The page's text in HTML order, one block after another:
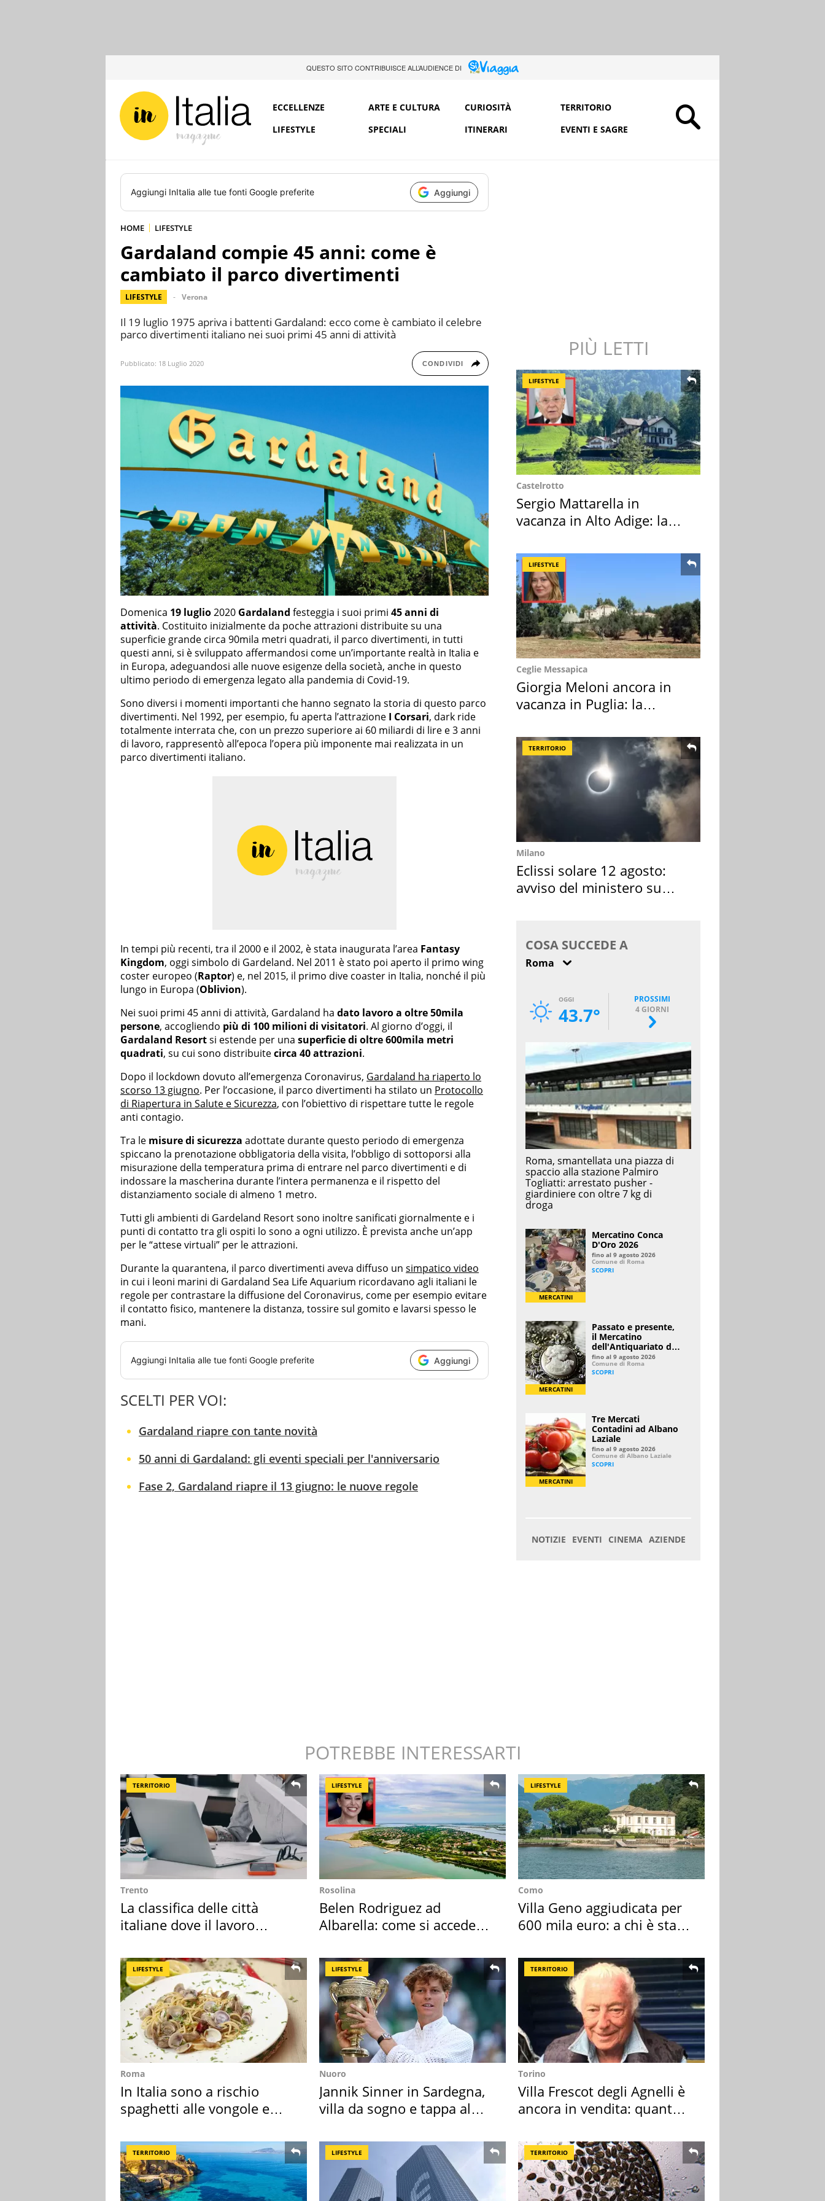
QUESTO SITO CONTRIBUISCE ALL’AUDIENCE DI
ECCELLENZE ARTE E CULTURA CURIOSITÀ
TERRITORIO
LIFESTYLE
SPECIALI ITINERARI EVENTI E SAGRE
Aggiungi InItalia alle tue fonti Google preferite Aggiungi
HOME LIFESTYLE
Gardaland compie 45 anni: come è
cambiato il parco divertimenti
LIFESTYLE Verona
Il 19 luglio 1975 apriva i battenti Gardaland: ecco come è cambiato il celebre
parco divertimenti italiano nei suoi primi 45 anni di attività
Pubblicato: 18 Luglio 2020 CONDIVIDI
Domenica 19 luglio2020 Gardaland festeggia i suoi primi 45 anni di
attività. Costituito inizialmente da poche attrazioni distribuite su una
superficie grande circa 90mila metri quadrati, il parco divertimenti, in tutti
questi anni, si è sviluppato affermandosi come un’importante realtà in Italia e
in Europa, adeguandosi alle nuove esigenze della società, anche in questo
ultimo periodo di emergenza legato alla pandemia di Covid-19.
Sono diversi i momenti importanti che hanno segnato la storia di questo parco
divertimenti. Nel 1992, per esempio, fu aperta l’attrazione I Corsari, dark ride
totalmente interrata che, con un prezzo superiore ai 60 miliardi di lire e 3 anni
di lavoro, rappresentò all’epoca l’opera più imponente mai realizzata in un
parco divertimenti italiano.
In tempi più recenti, tra il 2000 e il 2002, è stata inaugurata l’area Fantasy
Kingdom, oggi simbolo di Gardeland. Nel 2011 è stato poi aperto il primo wing
coster europeo (Raptor) e, nel 2015, il primo dive coaster in Italia, nonché il più
lungo in Europa (Oblivion).
Nei suoi primi 45 anni di attività, Gardaland ha dato lavoro a oltre 50mila
persone, accogliendo più di 100 milioni di visitatori. Al giorno d’oggi, il
Gardaland Resortsi estende per una superficie di oltre 600mila metri
quadrati, su cui sono distribuitecirca 40 attrazioni.
Dopo il lockdown dovuto all’emergenza Coronavirus, Gardaland ha riaperto lo
scorso 13 giugno. Per l’occasione, il parco divertimenti ha stilato un Protocollo
di Riapertura in Salute e Sicurezza, con l’obiettivo di rispettare tutte le regole
anti contagio.
Tra le misure di sicurezza adottate durante questo periodo di emergenza
spiccano la prenotazione obbligatoria della visita, l’obbligo di sottoporsi alla
misurazione della temperatura prima di entrare nel parco divertimenti e di
indossare la mascherina durante l’intera permanenza e il rispetto del
distanziamento sociale di almeno 1 metro.
Tutti gli ambienti di Gardeland Resort sono inoltre sanificati giornalmente e i
punti di contatto tra gli ospiti lo sono a ogni utilizzo. È prevista anche un’app
per le “attese virtuali” per le attrazioni.
Durante la quarantena, il parco divertimenti aveva diffuso un simpatico video
in cui i leoni marini di Gardaland Sea Life Aquarium ricordavano agli italiani le
regole per contrastare la diffusione del Coronavirus, come per esempio evitare
il contatto fisico, mantenere la distanza, tossire sul gomito e lavarsi spesso le
mani.
Aggiungi InItalia alle tue fonti Google preferite Aggiungi
SCELTI PER VOI:
Gardaland riapre con tante novità
50 anni di Gardaland: gli eventi speciali per l'anniversario
Fase 2, Gardaland riapre il 13 giugno: le nuove regole
PIÙ LETTI
LIFESTYLE
Castelrotto
Sergio Mattarella in
vacanza in Alto Adige: la
LIFESTYLE
Ceglie Messapica
Giorgia Meloni ancora in
vacanza in Puglia: la
TERRITORIO
Milano
Eclissi solare 12 agosto:
avviso del ministero su
POTREBBE INTERESSARTI
TERRITORIO
Trento
La classifica delle città
italiane dove il lavoro
LIFESTYLE
Rosolina
Belen Rodriguez ad
Albarella: come si accede
LIFESTYLE
Como
Villa Geno aggiudicata per
600 mila euro: a chi è stata
LIFESTYLE
Roma
In Italia sono a rischio
spaghetti alle vongole e
LIFESTYLE
Nuoro
Jannik Sinner in Sardegna,
villa da sogno e tappa al
TERRITORIO
Torino
Villa Frescot degli Agnelli è
ancora in vendita: quanto
TERRITORIO LIFESTYLE TERRITORIO